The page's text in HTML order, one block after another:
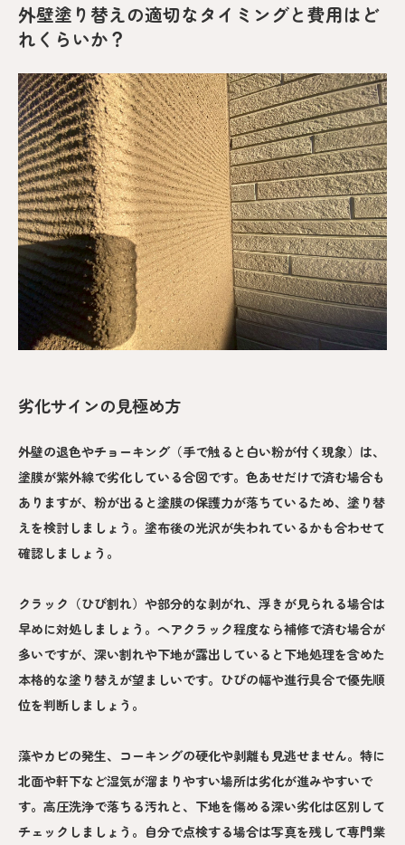
外壁塗り替えの適切なタイミングと費用はど
れくらいか？
劣化サインの見極め方
外壁の退色やチョーキング（手で触ると白い粉が付く現象）は、
塗膜が紫外線で劣化している合図です。色あせだけで済む場合も
ありますが、粉が出ると塗膜の保護力が落ちているため、塗り替
えを検討しましょう。塗布後の光沢が失われているかも合わせて
確認しましょう。
クラック（ひび割れ）や部分的な剥がれ、浮きが見られる場合は
早めに対処しましょう。ヘアクラック程度なら補修で済む場合が
多いですが、深い割れや下地が露出していると下地処理を含めた
本格的な塗り替えが望ましいです。ひびの幅や進行具合で優先順
位を判断しましょう。
藻やカビの発生、コーキングの硬化や剥離も見逃せません。特に
北面や軒下など湿気が溜まりやすい場所は劣化が進みやすいで
す。高圧洗浄で落ちる汚れと、下地を傷める深い劣化は区別して
チェックしましょう。自分で点検する場合は写真を残して専門業